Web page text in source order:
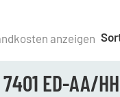
anzeigen
7401 ED-AA/